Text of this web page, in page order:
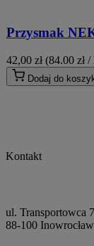
Przysmak
42,00 zł (84.00 zł /
Dodaj do
Kontakt
ul. Transportowca 7
88-100 Inowrocław